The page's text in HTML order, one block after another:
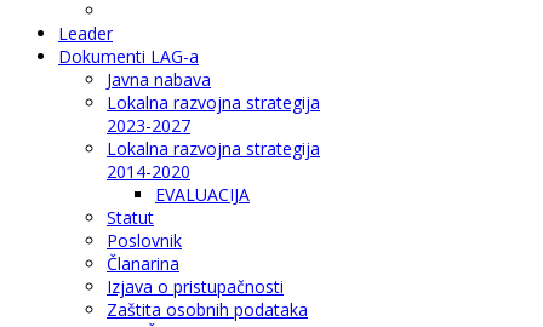
Leader
Dokumenti LAG-a
Javna nabava
Lokalna razvojna strategija
2023-2027
Lokalna razvojna strategija
2014-2020
EVALUACIJA
Statut
Poslovnik
Članarina
Izjava o pristupačnosti
Zaštita osobnih podataka